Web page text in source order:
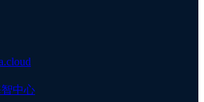
新增 Optimize 选项，源数据源在
中心